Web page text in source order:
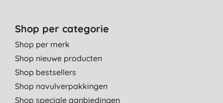
Shop per categorie
Shop per merk
Shop nieuwe producten
Shop bestsellers
Shop navulverpakkingen
Shop speciale aanbiedingen